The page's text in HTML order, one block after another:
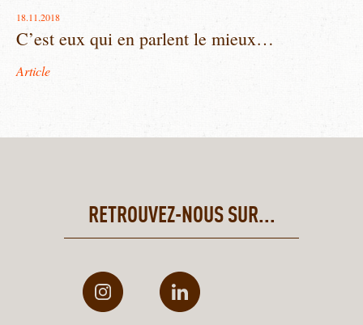
18.11.2018
C’est eux qui en parlent le mieux…
Article
RETROUVEZ-NOUS SUR...